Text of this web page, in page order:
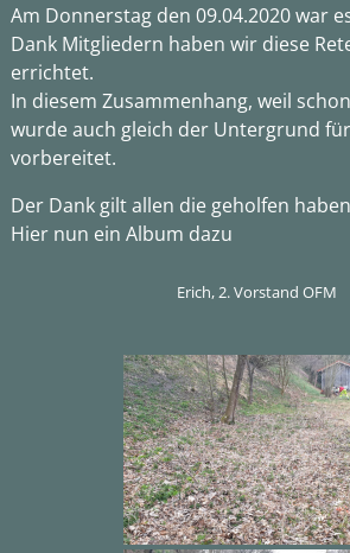
Am Donnerstag den 09.04.2020 war
Dank Mitgliedern haben wir diese
errichtet.
In diesem Zusammenhang, weil
wurde auch gleich der Untergrund
vorbereitet.
Der Dank gilt allen die geholfen
Hier nun ein Album dazu
Erich, 2. Vorstand OFM